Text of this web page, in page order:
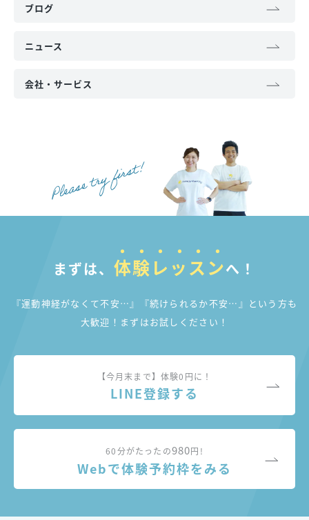
ブログ
ニュース
会社・サービス
まずは、 体験レッスンへ！
『運動神経がなくて不安…』『続けられるか不安…』 という方も
大歓迎！まずはお試しください！
【今月末まで】体験0円に！
LINE登録する
60分がたったの980円!
Webで体験予約枠をみる